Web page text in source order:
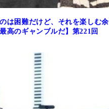
は困難だけど、それを楽しむ余
高のギャンブルだ】第221回